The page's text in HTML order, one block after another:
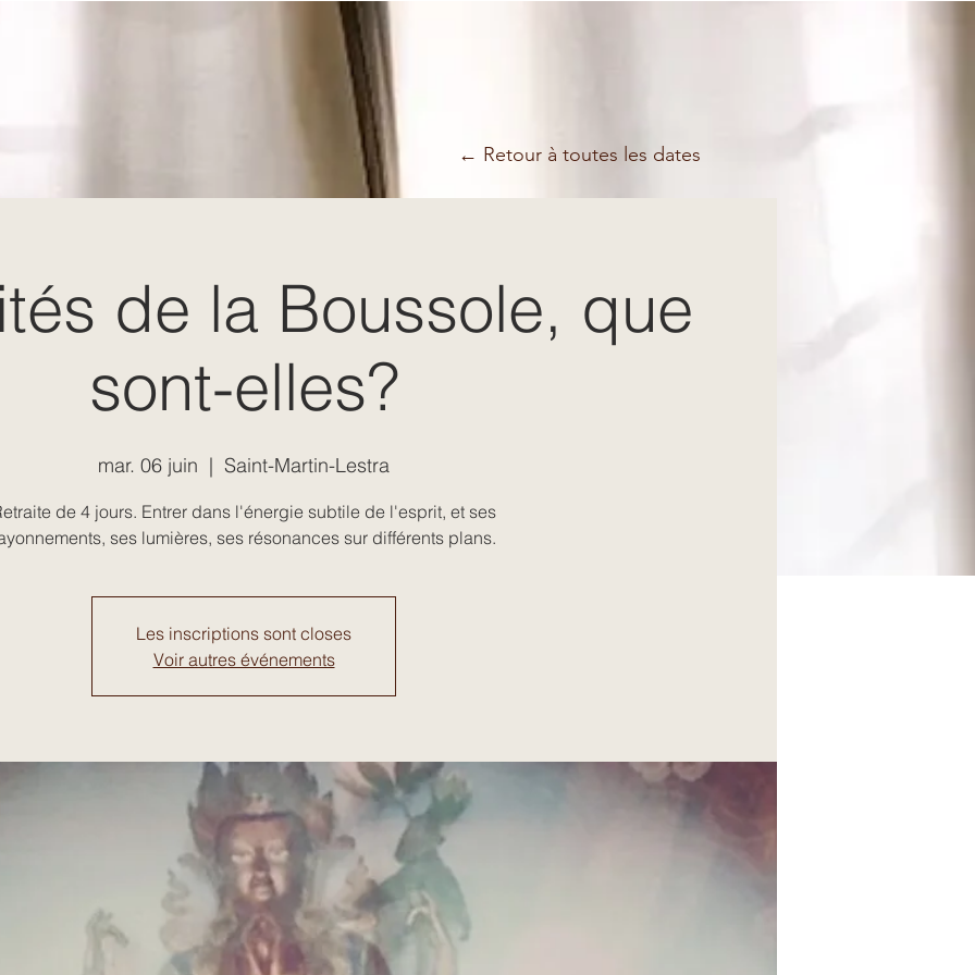
de la Boussole, que
sont-elles?
mar. 06 juin
  |
Saint-Martin-Lestra
de 4 jours. Entrer dans l'énergie subtile de l'esprit, et ses
ses lumières, ses résonances sur différents plans.
Les inscriptions sont closes
Voir autres événements
← Retour à toutes les dates